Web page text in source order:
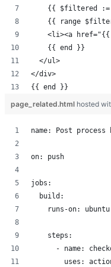
「ネットフ
バッキバキに
PyConJP
IIJmioの「お
吸盤付きお風
MeCab.jlを
#tqrk09 で
Apple Music
pip install
Machine
#JuliaTokyo
#ingress の
word2vec可
Garageband
{{ $filtered
{{ range
<li><a
    {{ end }}
  </ul>
</div>
{{ end }}
page_related.html hosted
name: Post process
on: push
jobs:
  build:
runs-on:
    steps:
- name:
uses: